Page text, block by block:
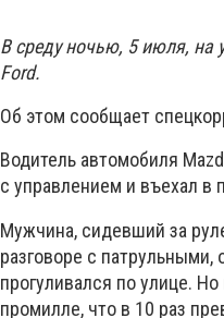
В среду ночью, 5 июля, на
Ford.
Об этом сообщает
Водитель автомобиля
с управлением и въехал в
Мужчина, сидевший за
разговоре с патрульными,
прогуливался по улице.
промилле, что в 10 раз